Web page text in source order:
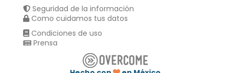
Seguridad de la información
Como cuidamos tus datos
Condiciones de uso
Prensa